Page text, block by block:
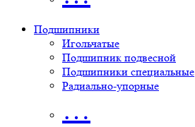
Подшипники
Игольчатые
Подшипник подвесной
Подшипники специальные
Радиально-упорные
…